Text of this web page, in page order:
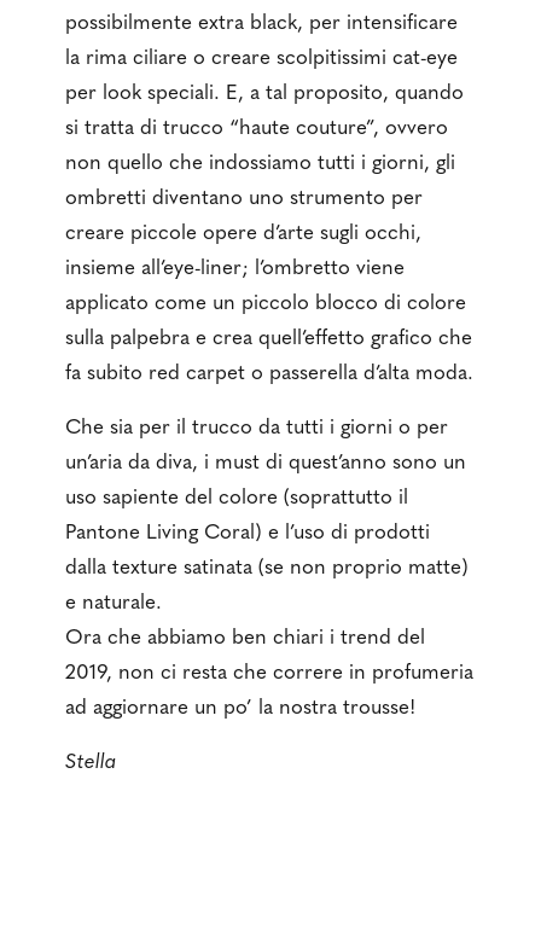
possibilmente extra black, per intensificare
la rima ciliare o creare scolpitissimi cat-eye
per look speciali. E, a tal proposito, quando
si tratta di trucco “haute couture”, ovvero
non quello che indossiamo tutti i giorni, gli
ombretti diventano uno strumento per
creare piccole opere d’arte sugli occhi,
insieme all’eye-liner; l’ombretto viene
applicato come un piccolo blocco di colore
sulla palpebra e crea quell’effetto grafico che
fa subito red carpet o passerella d’alta moda.
Che sia per il trucco da tutti i giorni o per
un’aria da diva, i must di quest’anno sono un
uso sapiente del colore (soprattutto il
Pantone Living Coral) e l’uso di prodotti
dalla texture satinata (se non proprio matte)
e naturale.
Ora che abbiamo ben chiari i trend del
2019, non ci resta che correre in profumeria
ad aggiornare un po’ la nostra trousse!
Stella